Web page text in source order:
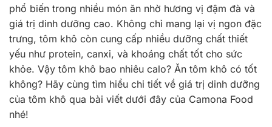
phổ biến trong nhiều món ăn nhờ hương vị đậm đà và
giá trị dinh dưỡng cao. Không chỉ mang lại vị ngon đặc
trưng, tôm khô còn cung cấp nhiều dưỡng chất thiết
yếu như protein, canxi, và khoáng chất tốt cho sức
khỏe. Vậy tôm khô bao nhiêu calo? Ăn tôm khô có tốt
không? Hãy cùng tìm hiểu chi tiết về giá trị dinh dưỡng
của tôm khô qua bài viết dưới đây của Camona Food
nhé!